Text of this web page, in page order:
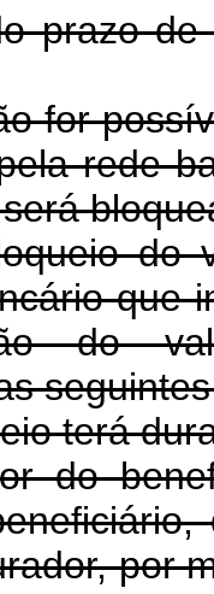
prazo
for
rede
do
que
do
terá
do
por